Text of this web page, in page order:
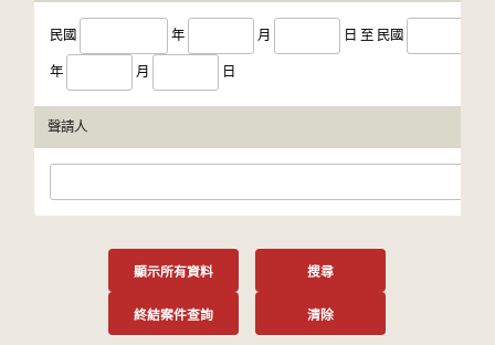
民國 年 月 日 至 民國
年 月 日
聲請人
顯示所有資料 搜尋
終結案件查詢 清除